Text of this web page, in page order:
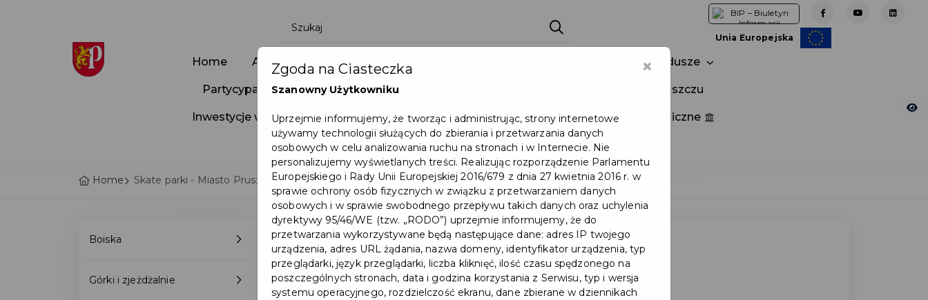
Unia Europejska
Home Aktualności Wydarzenia Fundusze
Partycypacja Społeczna Programy Zainwestuj w Pruszczu
Inwestycje w Pruszczu Mapa Miasta Załatw sprawę Zamówienia publiczne
Ochrona ludności
Home Skate parki - Miasto Pruszcz Gdański
Boiska
Górki i zjeżdżalnie SKATE PARKI
×
Zgoda na Ciasteczka
Szanowny Użytkowniku
Uprzejmie informujemy, że tworząc i administrując, strony internetowe
używamy technologii służących do zbierania i przetwarzania danych
osobowych w celu analizowania ruchu na stronach i w Internecie. Nie
personalizujemy wyświetlanych treści. Realizując rozporządzenie Parlamentu
Europejskiego i Rady Unii Europejskiej 2016/679 z dnia 27 kwietnia 2016 r. w
sprawie ochrony osób fizycznych w związku z przetwarzaniem danych
osobowych i w sprawie swobodnego przepływu takich danych oraz uchylenia
dyrektywy 95/46/WE (tzw. „RODO”) uprzejmie informujemy, że do
przetwarzania wykorzystywane będą następujące dane: adres IP twojego
urządzenia, adres URL żądania, nazwa domeny, identyfikator urządzenia, typ
przeglądarki, język przeglądarki, liczba kliknięć, ilość czasu spędzonego na
poszczególnych stronach, data i godzina korzystania z Serwisu, typ i wersja
systemu operacyjnego, rozdzielczość ekranu, dane zbierane w dziennikach